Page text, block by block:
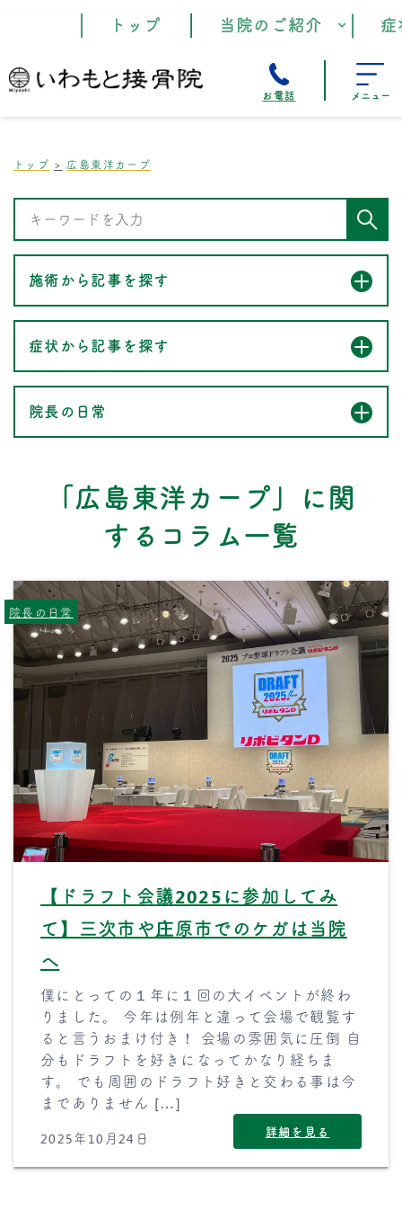
トップ 当院のご紹介
お電話 メニュー
トップ 広島東洋カープ
施術から記事を探す
症状から記事を探す
院長の日常
「広島東洋カープ」に関
するコラム一覧
【ドラフト会議2025に参加してみ
て】三次市や庄原市でのケガは当院
へ
僕にとっての１年に１回の大イベントが終わ
りました。 今年は例年と違って会場で観覧す
ると言うおまけ付き！ 会場の雰囲気に圧倒 自
分もドラフトを好きになってかなり経ちま
す。 でも周囲のドラフト好きと交わる事は今
までありません […]
2025年10月24日 詳細を見る
院長の日常